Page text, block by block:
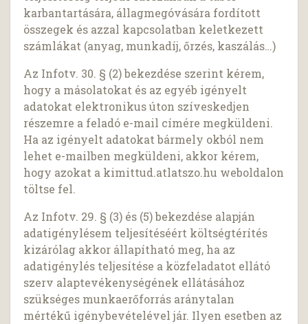
karbantartására, állagmegóvására fordított
összegek és azzal kapcsolatban keletkezett
számlákat (anyag, munkadíj, őrzés, kaszálás…)
Az Infotv. 30. § (2) bekezdése szerint kérem,
hogy a másolatokat és az egyéb igényelt
adatokat elektronikus úton szíveskedjen
részemre a feladó e-mail címére megküldeni.
Ha az igényelt adatokat bármely okból nem
lehet e-mailben megküldeni, akkor kérem,
hogy azokat a kimittud.atlatszo.hu weboldalon
töltse fel.
Az Infotv. 29. § (3) és (5) bekezdése alapján
adatigénylésem teljesítéséért költségtérítés
kizárólag akkor állapítható meg, ha az
adatigénylés teljesítése a közfeladatot ellátó
szerv alaptevékenységének ellátásához
szükséges munkaerőforrás aránytalan
mértékű igénybevételével jár. Ilyen esetben az